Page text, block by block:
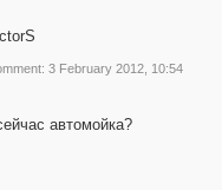
3 February 2012, 10:54
автомойка?